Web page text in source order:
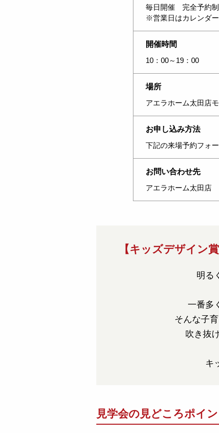
毎日開催 完全予約
※営業日はカレンダ
開催時間
10：00～19：00
場所
アエラホーム太田店
お申し込み方法
下記の来場予約フォ
お問い合わせ先
アエラホーム太田
【キッズデザイン
明る
一番多
そんな子
吹き抜
キ
見学会の見どころポイ